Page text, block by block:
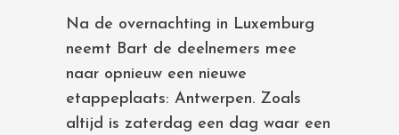
Na de overnachting in Luxemburg
neemt Bart de deelnemers mee
naar opnieuw een nieuwe
etappeplaats: Antwerpen. Zoals
altijd is zaterdag een dag waar een